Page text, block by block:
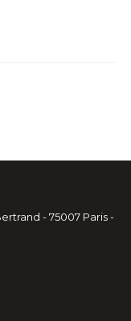
- 75007 Paris -